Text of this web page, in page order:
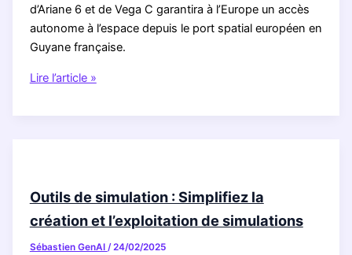
d’Ariane 6 et de Vega C garantira à l’Europe un accès
autonome à l’espace depuis le port spatial européen en
Guyane française.
Deux
pour
d’Ariane
6
Lire l’article »
Outils de simulation : Simplifiez la
création et l’exploitation de simulations
Sébastien GenAI /24/02/2025